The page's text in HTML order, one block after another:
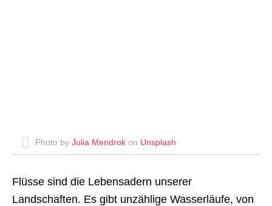
Photo by Julia Mendrok on Unsplash
Flüsse sind die Lebensadern unserer
Landschaften. Es gibt unzählige Wasserläufe, von